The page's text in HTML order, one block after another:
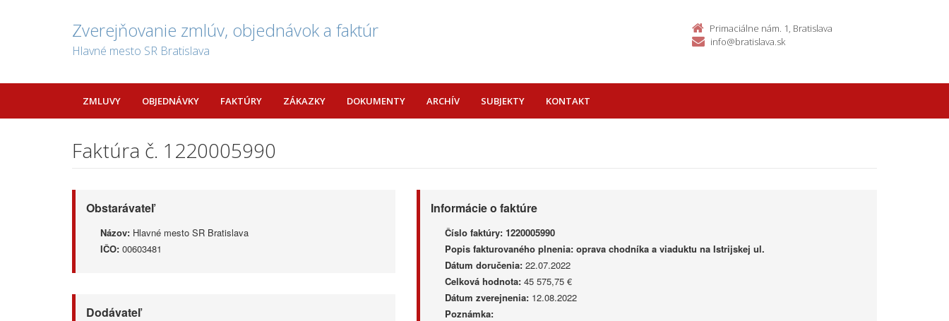
Zverejňovanie zmlúv, objednávok a faktúr
Hlavné mesto SR Bratislava
Primaciálne nám. 1, Bratislava
info@bratislava.sk
ZMLUVY OBJEDNÁVKY FAKTÚRY ZÁKAZKY DOKUMENTY ARCHÍV SUBJEKTY KONTAKT
Faktúra č. 1220005990
Obstarávateľ
Názov: Hlavné mesto SR Bratislava
IČO: 00603481
Dodávateľ
Informácie o faktúre
Číslo faktúry: 1220005990
Popis fakturovaného plnenia: oprava chodníka a viaduktu na Istrijskej ul.
Dátum doručenia:22.07.2022
Celková hodnota:45 575,75 €
Dátum zverejnenia:12.08.2022
Poznámka: